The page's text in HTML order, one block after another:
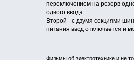
переключением на резерв
одного ввода.
Второй - с двумя секциями
питания ввод отключается и
Фильмы об электротехнике и не